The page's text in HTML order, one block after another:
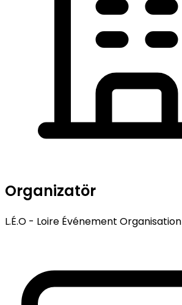
Organizatör
L.É.O - Loire Événement Organisation